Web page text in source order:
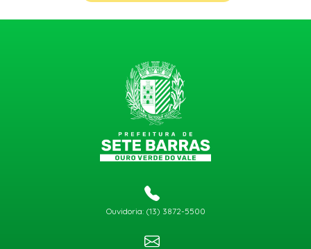
Ouvidoria: (13) 3872-5500